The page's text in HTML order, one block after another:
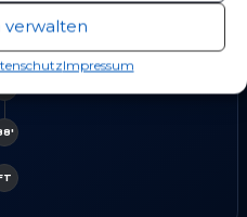
verwalten
Impressum